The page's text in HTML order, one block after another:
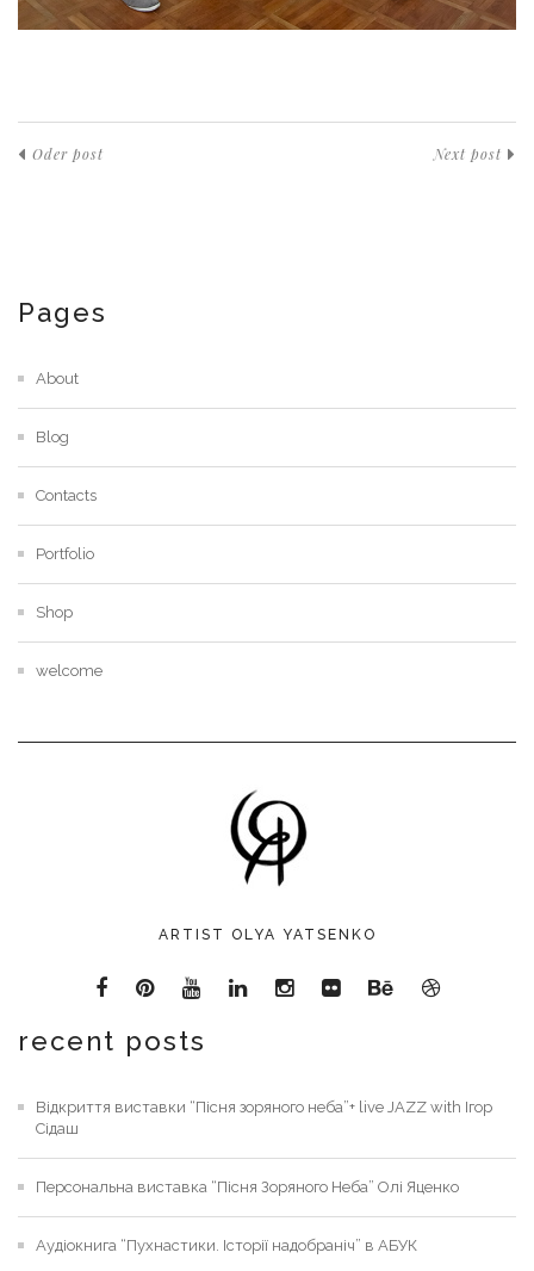
Oder post Next post
Pages
About
Blog
Contacts
Portfolio
Shop
welcome
ARTIST OLYA YATSENKO
recent posts
Відкриття виставки “Пісня зоряного неба”+ live JAZZ with Ігор
Сідаш
Персональна виставка “Пісня Зоряного Неба” Олі Яценко
Аудіокнига “Пухнастики. Історії надобраніч” в АБУК